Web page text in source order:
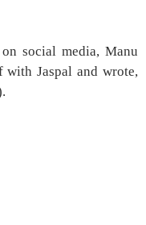
social media, Manu
with Jaspal and wrote,